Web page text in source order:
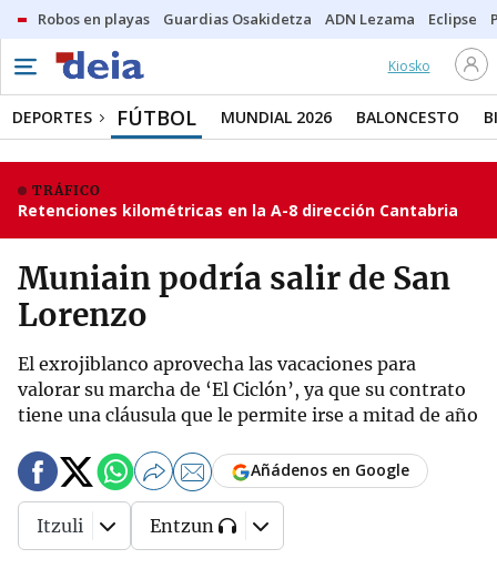
Robos en playas Guardias Osakidetza ADN Lezama Eclipse
Kiosko
DEPORTES FÚTBOL MUNDIAL 2026 BALONCESTO
TRÁFICO
Retenciones kilométricas en la A-8 dirección Cantabria
Muniain podría salir de San
Lorenzo
El exrojiblanco aprovecha las vacaciones para
valorar su marcha de ‘El Ciclón’, ya que su contrato
tiene una cláusula que le permite irse a mitad de año
Añádenos en Google
Itzuli Entzun